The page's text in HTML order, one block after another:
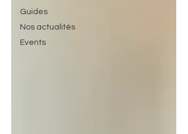
Guides
Nos actualités
Events